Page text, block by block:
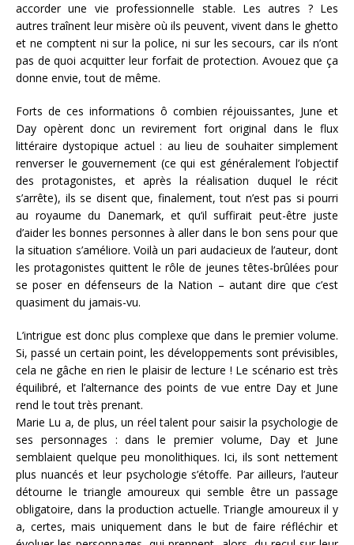
accorder une vie professionnelle stable. Les autres ? Les
autres traînent leur misère où ils peuvent, vivent dans le ghetto
et ne comptent ni sur la police, ni sur les secours, car ils n’ont
pas de quoi acquitter leur forfait de protection. Avouez que ça
donne envie, tout de même.
Forts de ces informations ô combien réjouissantes, June et
Day opèrent donc un revirement fort original dans le flux
littéraire dystopique actuel : au lieu de souhaiter simplement
renverser le gouvernement (ce qui est généralement l’objectif
des protagonistes, et après la réalisation duquel le récit
s’arrête), ils se disent que, finalement, tout n’est pas si pourri
au royaume du Danemark, et qu’il suffirait peut-être juste
d’aider les bonnes personnes à aller dans le bon sens pour que
la situation s’améliore. Voilà un pari audacieux de l’auteur, dont
les protagonistes quittent le rôle de jeunes têtes-brûlées pour
se poser en défenseurs de la Nation – autant dire que c’est
quasiment du jamais-vu.
L’intrigue est donc plus complexe que dans le premier volume.
Si, passé un certain point, les développements sont prévisibles,
cela ne gâche en rien le plaisir de lecture ! Le scénario est très
équilibré, et l’alternance des points de vue entre Day et June
rend le tout très prenant.
Marie Lu a, de plus, un réel talent pour saisir la psychologie de
ses personnages : dans le premier volume, Day et June
semblaient quelque peu monolithiques. Ici, ils sont nettement
plus nuancés et leur psychologie s’étoffe. Par ailleurs, l’auteur
détourne le triangle amoureux qui semble être un passage
obligatoire, dans la production actuelle. Triangle amoureux il y
a, certes, mais uniquement dans le but de faire réfléchir et